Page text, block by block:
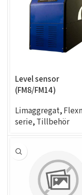
Level sensor
(FM8/FM14)
Limaggregat,
serie, Tillbehör